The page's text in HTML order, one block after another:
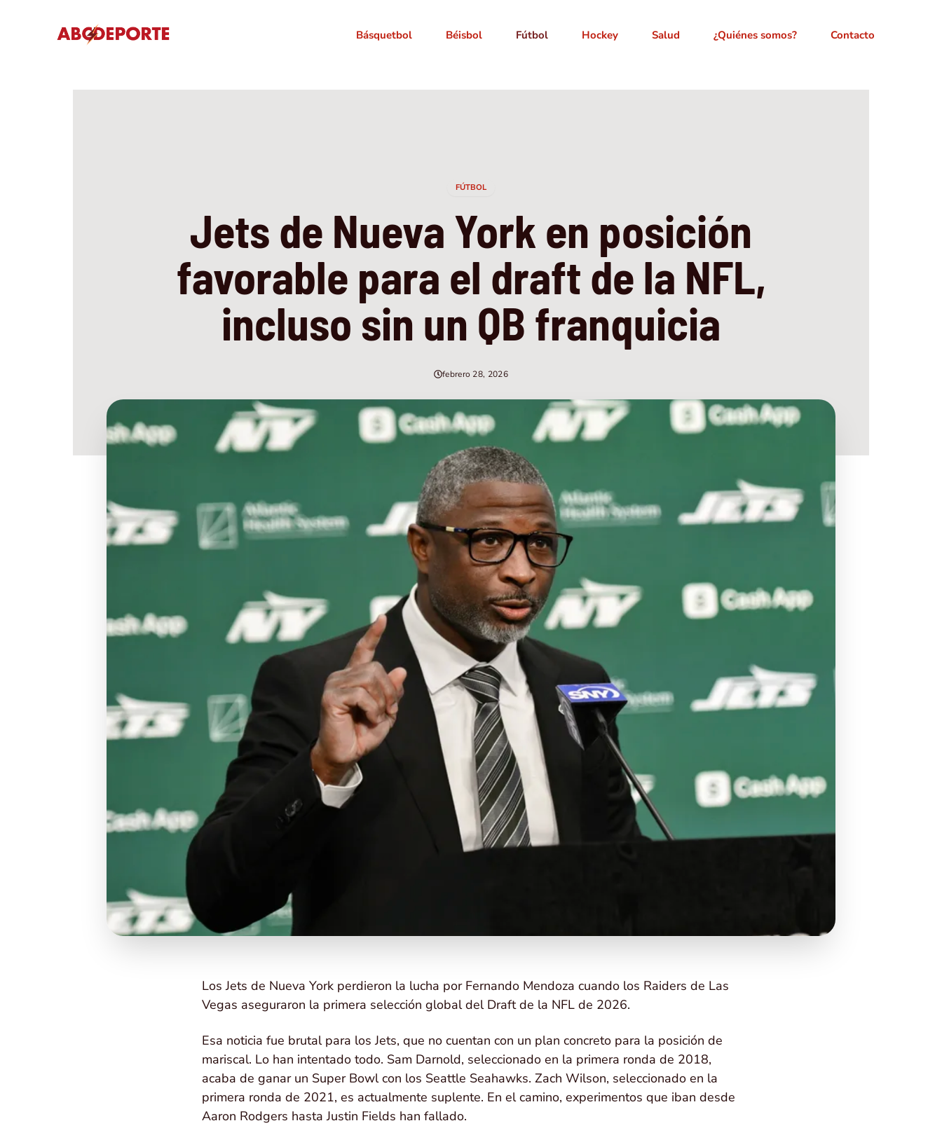
Básquetbol Béisbol Fútbol Hockey Salud ¿Quiénes somos? Contacto
FÚTBOL
Jets de Nueva York en posición
favorable para el draft de la NFL,
incluso sin un QB franquicia
febrero 28, 2026
Los Jets de Nueva York perdieron la lucha por Fernando Mendoza cuando los Raiders de Las
Vegas aseguraron la primera selección global del Draft de la NFL de 2026.
Esa noticia fue brutal para los Jets, que no cuentan con un plan concreto para la posición de
mariscal. Lo han intentado todo. Sam Darnold, seleccionado en la primera ronda de 2018,
acaba de ganar un Super Bowl con los Seattle Seahawks. Zach Wilson, seleccionado en la
primera ronda de 2021, es actualmente suplente. En el camino, experimentos que iban desde
Aaron Rodgers hasta Justin Fields han fallado.